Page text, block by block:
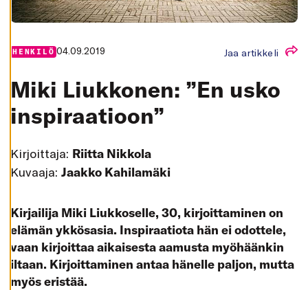
K
K
I
Y
K
S
A
K
V
Ä
S
E
E
T
HENKILÖ 04.09.2019 Jaa artikkeli
Miki Liukkonen: ”En usko
inspiraatioon”
Kirjoittaja: Riitta Nikkola
Kuvaaja: Jaakko Kahilamäki
Kirjailija Miki Liukkoselle, 30, kirjoittaminen on
elämän ykkösasia. Inspiraatiota hän ei odottele,
vaan kirjoittaa aikaisesta aamusta myöhäänkin
iltaan. Kirjoittaminen antaa hänelle paljon, mutta
myös eristää.